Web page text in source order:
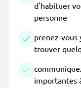
d'habituer
personne
prenez-vous
trouver
importantes